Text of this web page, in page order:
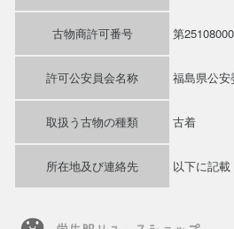
古物商許可番号 第
許可公安員会名称 福島県公安
取扱う古物の種類 古着
所在地及び連絡先 以下に記載